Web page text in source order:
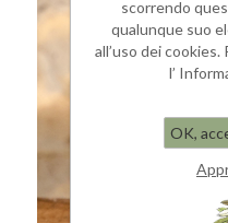
scorrendo
qualunque suo
all’uso dei
l’
OK,